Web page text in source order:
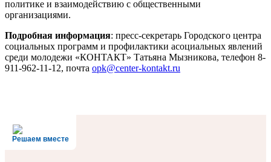
политике и взаимодействию с общественными
организациями.
Подробная информация: пресс-секретарь Городского центра
социальных программ и профилактики асоциальных явлений
среди молодежи «КОНТАКТ» Татьяна Мызникова, телефон 8-
911-962-11-12, почта opk@center-kontakt.ru
Решаем вместе